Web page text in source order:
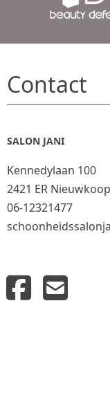
Contact
SALON JANI
Kennedylaan 100
2421 ER Nieuwkoop
06-12321477